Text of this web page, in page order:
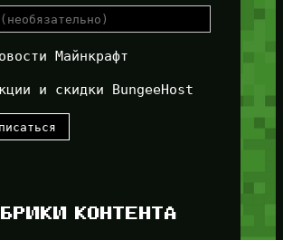
Майнкрафт
и скидки BungeeHost
КОНТЕНТА